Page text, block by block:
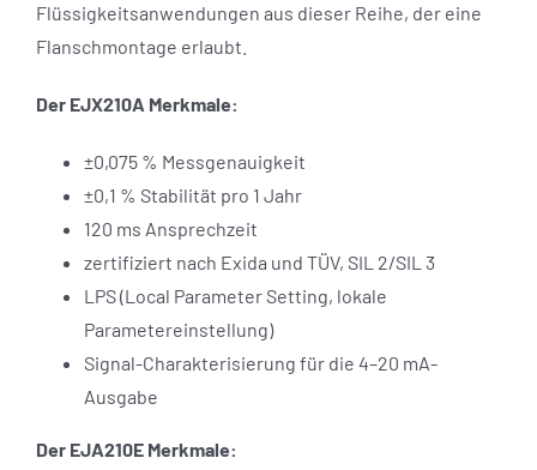
Flüssigkeitsanwendungen aus dieser Reihe, der eine
Flanschmontage erlaubt.
Der EJX210A Merkmale:
±0,075 % Messgenauigkeit
±0,1 % Stabilität pro 1 Jahr
120 ms Ansprechzeit
zertifiziert nach Exida und TÜV, SIL 2/SIL 3
LPS (Local Parameter Setting, lokale
Parametereinstellung)
Signal-Charakterisierung für die 4–20 mA-
Ausgabe
Der EJA210E Merkmale: